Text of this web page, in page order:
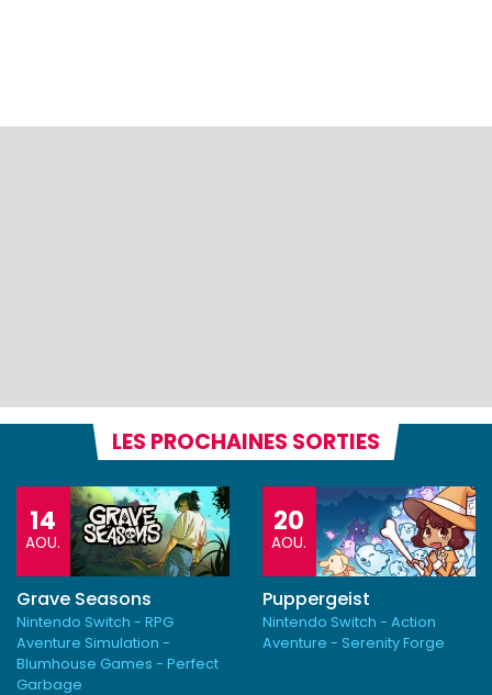
LES PROCHAINES SORTIES
14
AOU.
Grave Seasons
Nintendo Switch - RPG
Aventure Simulation -
Blumhouse Games - Perfect
Garbage
20
AOU.
Puppergeist
Nintendo Switch - Action
Aventure - Serenity Forge